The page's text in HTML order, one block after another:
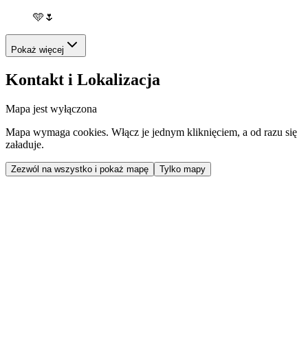
🩵🌷
Pokaż więcej
Kontakt i Lokalizacja
Mapa jest wyłączona
Mapa wymaga cookies. Włącz je jednym kliknięciem, a od razu się
załaduje.
Zezwól na wszystko i pokaż mapę Tylko mapy